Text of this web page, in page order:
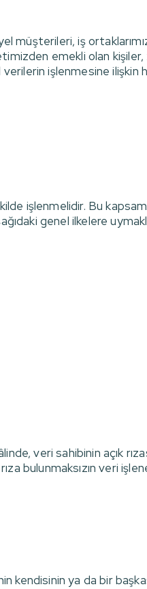
müşterileri, iş
emekli olan
işlenmesine ilişkin
işlenmelidir. Bu
genel ilkelere uymakla
veri sahibinin açık
bulunmaksızın veri
kendisinin ya da bir